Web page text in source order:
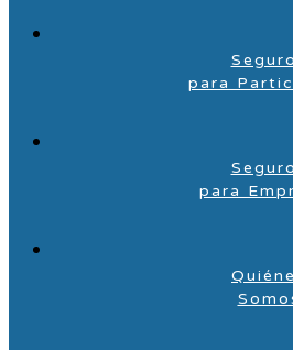
para
para